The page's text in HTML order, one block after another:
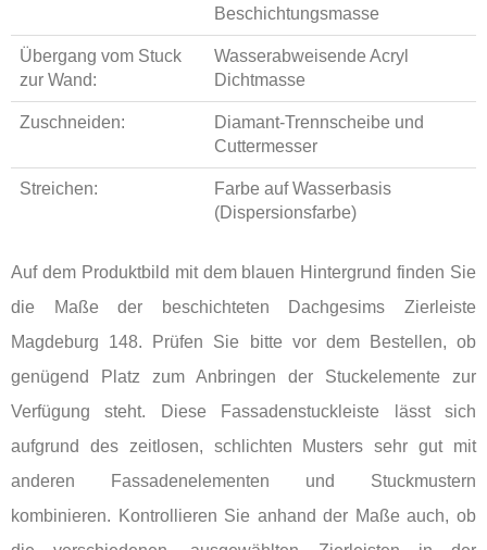
Beschichtungsmasse
Übergang vom Stuck
zur Wand:
Wasserabweisende Acryl
Dichtmasse
Zuschneiden:
Diamant-Trennscheibe und
Cuttermesser
Streichen:
Farbe auf Wasserbasis
(Dispersionsfarbe)
Auf dem Produktbild mit dem blauen Hintergrund finden Sie
die Maße der beschichteten Dachgesims Zierleiste
Magdeburg 148. Prüfen Sie bitte vor dem Bestellen, ob
genügend Platz zum Anbringen der Stuckelemente zur
Verfügung steht. Diese Fassadenstuckleiste lässt sich
aufgrund des zeitlosen, schlichten Musters sehr gut mit
anderen Fassadenelementen und Stuckmustern
kombinieren. Kontrollieren Sie anhand der Maße auch, ob